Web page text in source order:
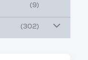
(9)
(302)